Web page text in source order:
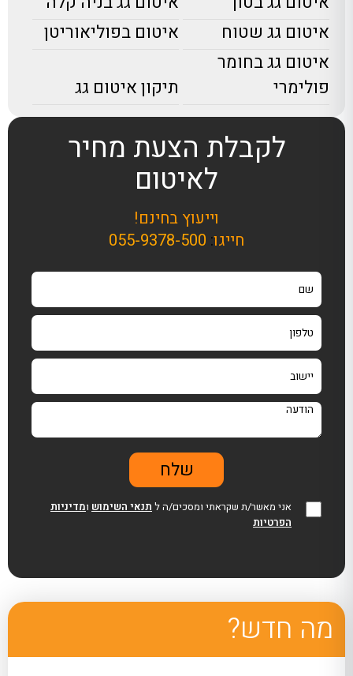
איטום גג שטוח
איטום בפוליאוריטן
איטום גג בחומר
פולימרי
תיקון איטום גג
לקבלת הצעת מחיר
לאיטום
וייעוץ בחינם!
חייגו:
055-9378-500
אני מאשר/ת שקראתי ומסכים/ה ל תנאי השימוש ומדיניות
הפרטיות
מה חדש?